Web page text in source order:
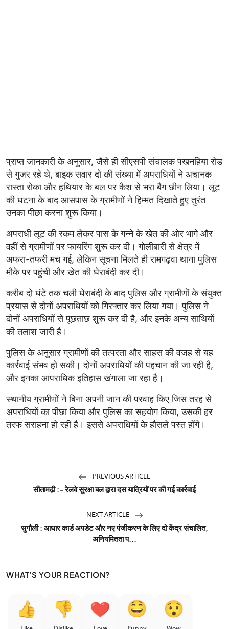
प्राप्त जानकारी के अनुसार, जैसे ही सीएसपी संचालक पखनहिया रोड
से गुजर रहे थे, बाइक सवार दो की संख्या में अपराधियों ने अचानक
रास्ता रोका और हथियार के बल पर कैश से भरा बैग छीन लिया। लूट
की घटना के बाद आसपास के ग्रामीणों ने हिम्मत दिखाते हुए तुरंत
उनका पीछा करना शुरू किया।
अपराधी लूट की रकम लेकर पास के गन्ने के खेत की ओर भागे और
वहीं से ग्रामीणों पर फायरिंग शुरू कर दी। गोलीबारी से क्षेत्र में
अफरा-तफरी मच गई, लेकिन सूचना मिलते ही रामगढ़वा थाना पुलिस
मौके पर पहुंची और खेत की घेराबंदी कर दी।
करीब दो घंटे तक चली घेराबंदी के बाद पुलिस और ग्रामीणों के संयुक्त
प्रयास से दोनों अपराधियों को गिरफ्तार कर लिया गया। पुलिस ने
दोनों अपराधियों से पूछताछ शुरू कर दी है, और इनके अन्य साथियों
की तलाश जारी है।
पुलिस के अनुसार ग्रामीणों की तत्परता और साहस की वजह से यह
कार्रवाई संभव हो सकी। दोनों अपराधियों की पहचान की जा रही है,
और इनका आपराधिक इतिहास खंगाला जा रहा है।
स्थानीय ग्रामीणों ने बिना अपनी जान की परवाह किए जिस तरह से
अपराधियों का पीछा किया और पुलिस का सहयोग किया, उसकी हर
तरफ सराहना हो रही है। इससे अपराधियों के हौसले पस्त होंगे।
PREVIOUS ARTICLE
सीतामढ़ी :- रेलवे सुरक्षा बल द्वारा दस यात्रियों पर की गई कार्रवाई
NEXT ARTICLE
सुगौली : आधार कार्ड अपडेट और नए पंजीकरण के लिए दो केंद्र संचालित,
अनियमितता प...
WHAT'S YOUR REACTION?